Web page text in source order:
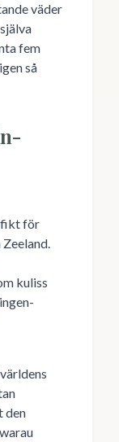
väder
fem
så
för
kuliss
den